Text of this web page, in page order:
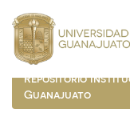
navigation
Repositorio
Guanajuato